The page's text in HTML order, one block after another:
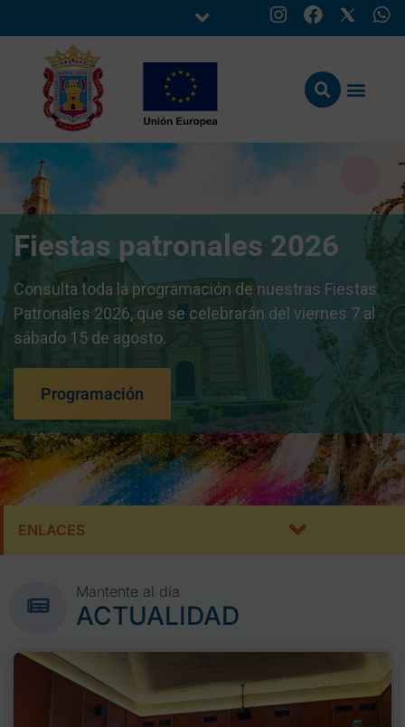
2026
programación de nuestras Fiestas
que se celebrarán del viernes 7 al
Disfruta de las
¡No te pierdas
ti! Consulta la
actividades
edades.
ENLACES
Mantente al día
ACTUALIDAD